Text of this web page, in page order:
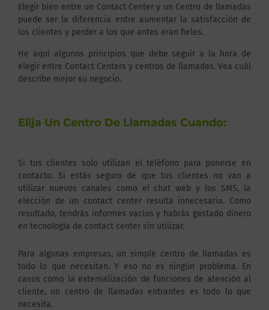
Elegir bien entre un Contact Center y un Centro de llamadas
puede ser la diferencia entre aumentar la satisfacción de
los clientes y perder a los que antes eran fieles.
He aquí algunos principios que debe seguir a la hora de
elegir entre Contact Centers y centros de llamadas. Vea cuál
describe mejor su negocio.
Elija Un Centro De Llamadas Cuando:
Si tus clientes solo utilizan el teléfono para ponerse en
contacto. Si estás seguro de que tus clientes no van a
utilizar nuevos canales como el chat web y los SMS, la
elección de un contact center resulta innecesaria. Como
resultado, tendrás informes vacíos y habrás gastado dinero
en tecnología de contact center sin utilizar.
Para algunas empresas, un simple centro de llamadas es
todo lo que necesitan. Y eso no es ningún problema. En
casos como la externalización de funciones de atención al
cliente, un centro de llamadas entrantes es todo lo que
necesita.